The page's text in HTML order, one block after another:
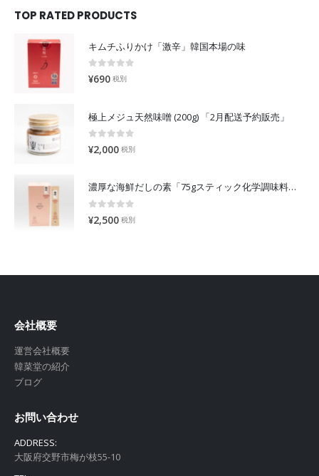
TOP RATED PRODUCTS
キムチふりかけ「激辛」韓国本場の味
0 out of 5
¥690 税別
極上メジュ天然味噌 (200g) 「2月配送予約販売」
0out of 5
¥2,000 税別
濃厚な海鮮だしの素「75gスティック化学調味料不使用」無添加出汁
0out of 5
¥2,500 税別
会社概要
運営会社概要
韓菜堂の紹介
ブログ
お問い合わせ
ADDRESS:
大阪府交野市梅が枝55-10